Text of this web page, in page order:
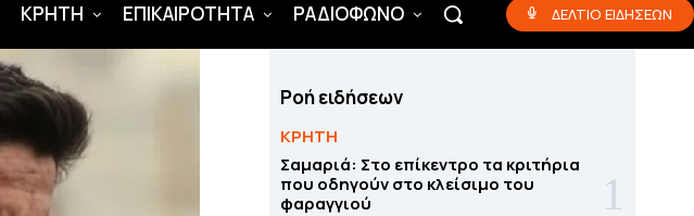
ΚΡΗΤΗ ΕΠΙΚΑΙΡΟΤΗΤΑ ΡΑΔΙΟΦΩΝΟ ΔΕΛΤΙΟ ΕΙΔΗΣΕΩΝ
Ροή ειδήσεων
ΚΡΗΤΗ
Σαμαριά: Στο επίκεντρο τα κριτήρια
που οδηγούν στο κλείσιμο του
φαραγγιού